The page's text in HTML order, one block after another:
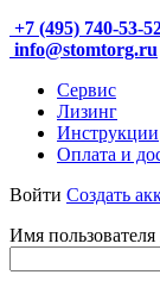
+7 (495) 740-53-
info@stomtorg.ru
Сервис
Лизинг
Инструкции
Оплата и
Войти Создать
Имя